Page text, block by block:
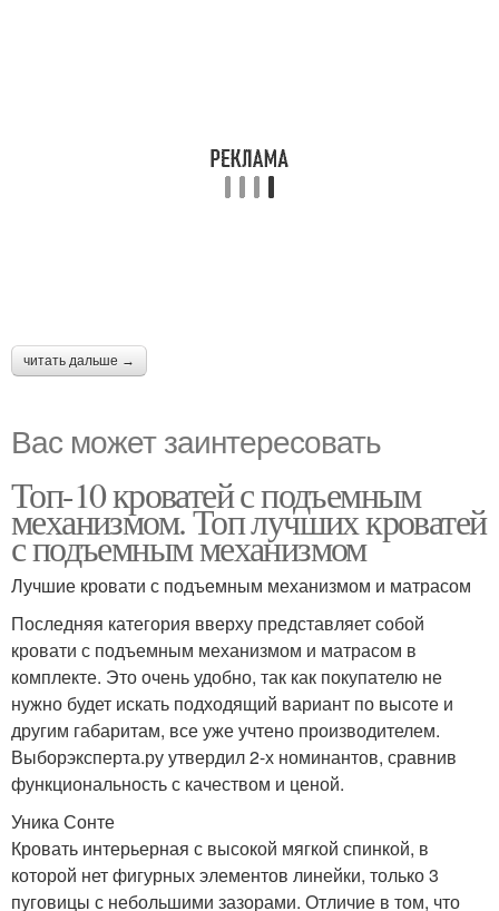
читать дальше →
Вас может заинтересовать
Топ-10 кроватей с подъемным
механизмом. Топ лучших кроватей
с подъемным механизмом
Лучшие кровати с подъемным механизмом и матрасом
Последняя категория вверху представляет собой
кровати с подъемным механизмом и матрасом в
комплекте. Это очень удобно, так как покупателю не
нужно будет искать подходящий вариант по высоте и
другим габаритам, все уже учтено производителем.
Выборэксперта.ру утвердил 2-х номинантов, сравнив
функциональность с качеством и ценой.
Уника Сонте
Кровать интерьерная с высокой мягкой спинкой, в
которой нет фигурных элементов линейки, только 3
пуговицы с небольшими зазорами. Отличие в том, что